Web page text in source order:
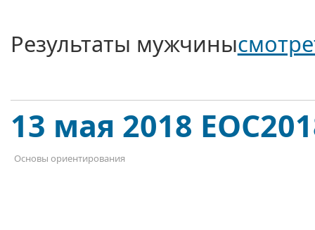
Результаты мужчины
13 мая 2018
Основы ориентирования